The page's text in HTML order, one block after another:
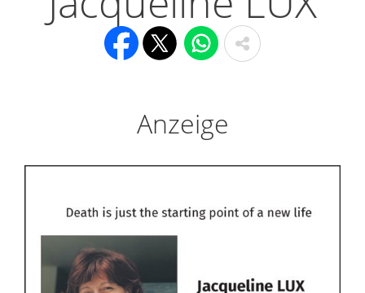
Anzeige